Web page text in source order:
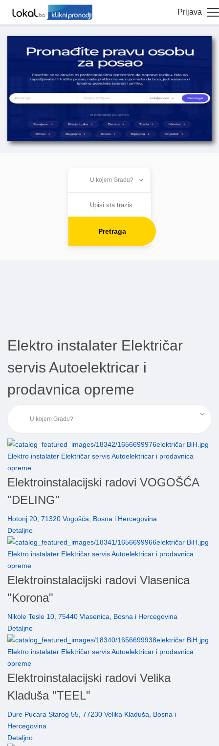
Prijava
Pretraga
Elektro instalater Električar
servis Autoelektricar i
prodavnica opreme
Elektro instalater Električar servis Autoelektricar i prodavnica
opreme
Elektroinstalacijski radovi VOGOŠĆA
"DELING"
Hotonj 20, 71320 Vogošća, Bosna i Hercegovina
Detaljno
Elektro instalater Električar servis Autoelektricar i prodavnica
opreme
Elektroinstalacijski radovi Vlasenica
"Korona"
Nikole Tesle 10, 75440 Vlasenica, Bosna i Hercegovina
Detaljno
Elektro instalater Električar servis Autoelektricar i prodavnica
opreme
Elektroinstalacijski radovi Velika
Kladuša "TEEL"
Đure Pucara Starog 55, 77230 Velika Kladuša, Bosna i
Hercegovina
Detaljno